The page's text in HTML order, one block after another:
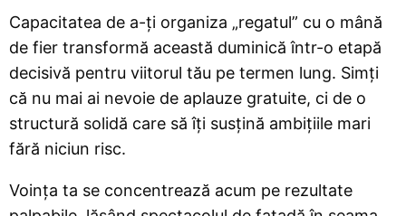
Capacitatea de a-ți organiza „regatul” cu o mână
de fier transformă această duminică într-o etapă
decisivă pentru viitorul tău pe termen lung. Simți
că nu mai ai nevoie de aplauze gratuite, ci de o
structură solidă care să îți susțină ambițiile mari
fără niciun risc.
Voința ta se concentrează acum pe rezultate